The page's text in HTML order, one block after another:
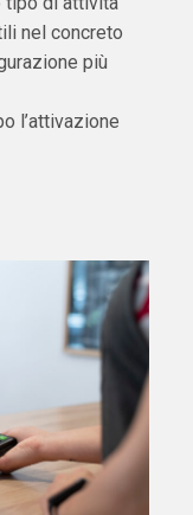
nel concreto
più
l’attivazione